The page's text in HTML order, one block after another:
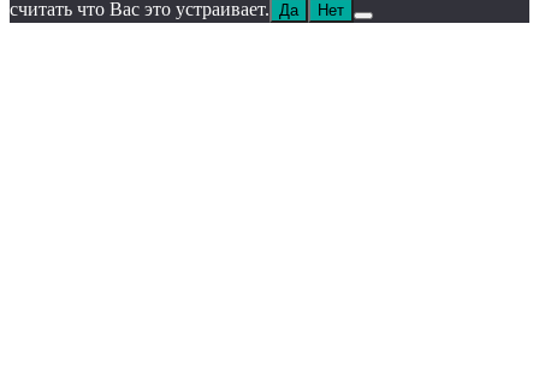
считать что Вас это устраивает. Да Нет